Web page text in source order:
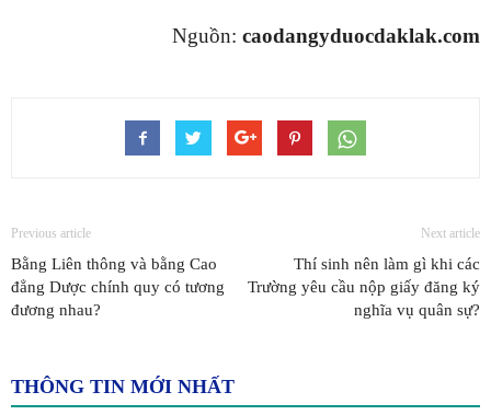
Nguồn: caodangyduocdaklak.com
Previous article
Bằng Liên thông và bằng Cao
đẳng Dược chính quy có tương
đương nhau?
Next article
Thí sinh nên làm gì khi các
Trường yêu cầu nộp giấy đăng ký
nghĩa vụ quân sự?
THÔNG TIN MỚI NHẤT